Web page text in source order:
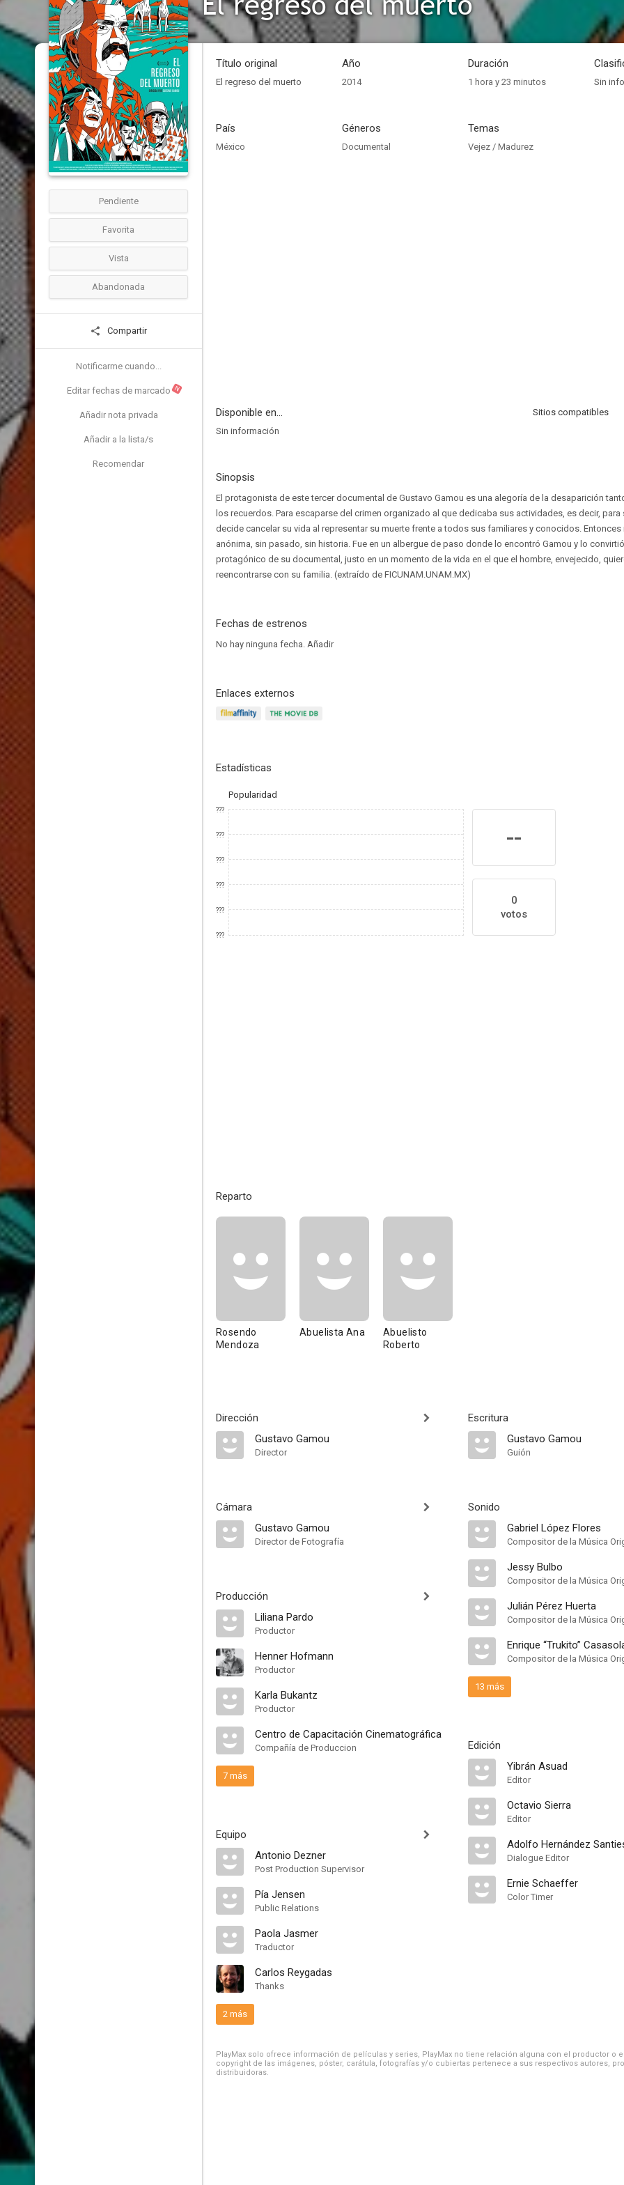
Pendiente
Favorita
Vista
Abandonada
Compartir
Notificarme cuando...
Editar fechas de marcado N
Añadir nota privada
Añadir a la lista/s
Recomendar
Título original
El regreso del muerto
Año
2014
Duración
1 hora y 23 minutos Sin
País
México
Géneros
Documental
Temas
Vejez / Madurez
Disponible en...
Sitios compatibles
Sin información
Sinopsis
El protagonista de este tercer documental de Gustavo Gamou es una alegoría de la desaparición
los recuerdos. Para escaparse del crimen organizado al que dedicaba sus actividades, es decir, para
decide cancelar su vida al representar su muerte frente a todos sus familiares y conocidos. Entonces
anónima, sin pasado, sin historia. Fue en un albergue de paso donde lo encontró Gamou y lo
protagónico de su documental, justo en un momento de la vida en el que el hombre, envejecido,
reencontrarse con su familia. (extraído de FICUNAM.UNAM.MX)
Fechas de estrenos
No hay ninguna fecha. Añadir
Enlaces externos
Estadísticas
Popularidad
???
???
???
???
???
???
--
0
votos
Reparto
Rosendo
Mendoza
Abuelista Ana
Abuelisto
Roberto
Dirección
Gustavo Gamou
Director
Cámara
Gustavo Gamou
Director de Fotografía
Producción
Liliana Pardo
Productor
Henner Hofmann
Productor
Karla Bukantz
Productor
Centro de Capacitación Cinematográfica
Compañía de Produccion
7 más
Equipo
Antonio Dezner
Post Production Supervisor
Pía Jensen
Public Relations
Paola Jasmer
Traductor
Carlos Reygadas
Thanks
2 más
Escritura
Gustavo Gamou
Guión
Sonido
Gabriel López Flores
Compositor de la Música
Jessy Bulbo
Compositor de la Música
Julián Pérez Huerta
Compositor de la Música
Enrique “Trukito”
Compositor de la Música
13 más
Edición
Yibrán Asuad
Editor
Octavio Sierra
Editor
Adolfo Hernández
Dialogue Editor
Ernie Schaeffer
Color Timer
PlayMax solo ofrece información de películas y series, PlayMax no tiene relación alguna con el productor o
copyright de las imágenes, póster, carátula, fotografías y/o cubiertas pertenece a sus respectivos autores,
distribuidoras.